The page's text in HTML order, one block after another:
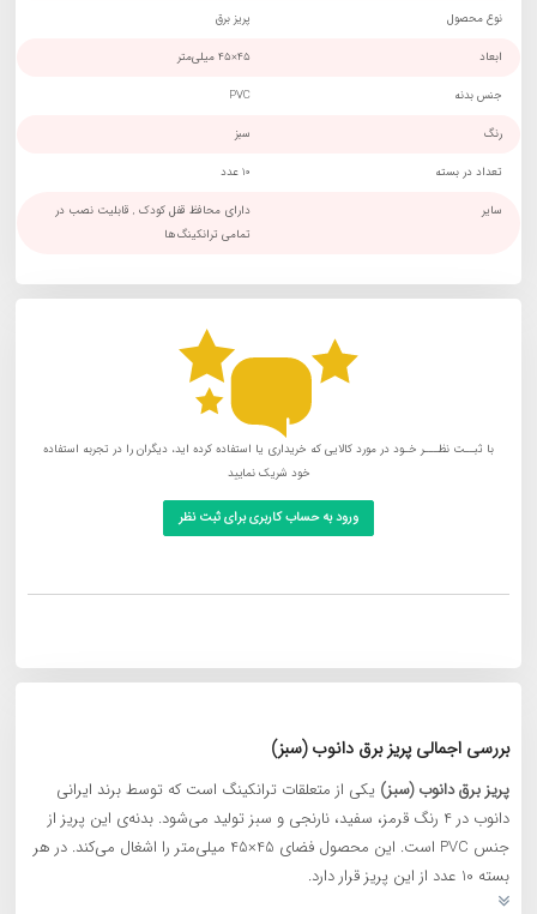
نوع محصول پریز برق
ابعاد 45×45 میلی‌متر
جنس بدنه PVC
رنگ سبز
تعداد در بسته 10 عدد
سایر
دارای محافظ قفل کودک , قابلیت نصب در
تمامی ترانکینگ‌ها
با ثبــت نظـــر خـود در مورد کالایی که خریداری یا استفاده کرده اید، دیگران را در تجربه استفاده
خود شریک نمایید
ورود به حساب کاربری برای ثبت نظر
بررسی اجمالی پریز برق دانوب (سبز)
پریز برق دانوب (سبز) یکی از متعلقات ترانکینگ است که توسط برند ایرانی
دانوب در 4 رنگ قرمز، سفید، نارنجی و سبز تولید می‌شود. بدنه‌ی این پریز از
جنس PVC است. این محصول فضای 45×45 میلی‌متر را اشغال می‌کند. در هر
بسته 10 عدد از این پریز قرار دارد.